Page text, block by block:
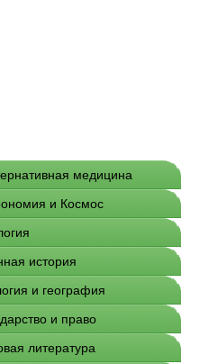
медицина
и Космос
история
и география
и право
литература